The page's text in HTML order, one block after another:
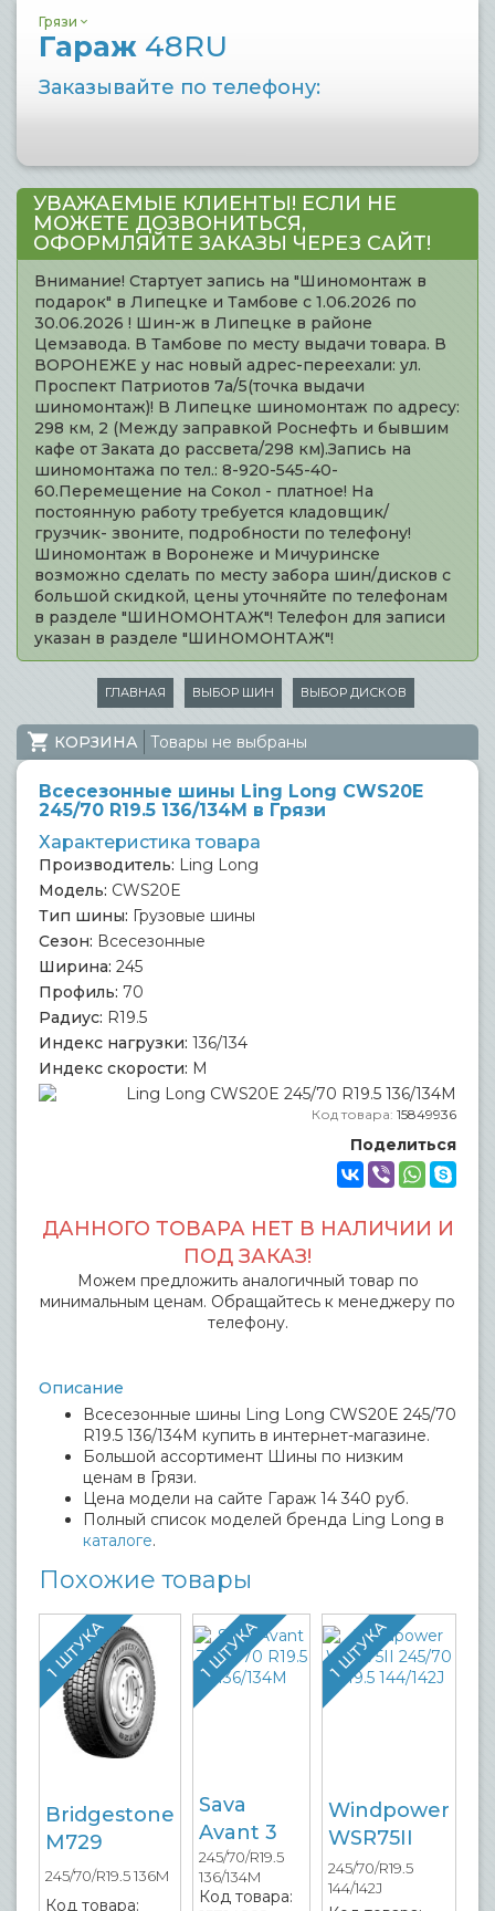
Грязи
Гараж 48RU
Заказывайте по телефону:
УВАЖАЕМЫЕ КЛИЕНТЫ! ЕСЛИ НЕ
МОЖЕТЕ ДОЗВОНИТЬСЯ,
ОФОРМЛЯЙТЕ ЗАКАЗЫ ЧЕРЕЗ САЙТ!
Внимание! Стартует запись на "Шиномонтаж в
подарок" в Липецке и Тамбове с 1.06.2026 по
30.06.2026 ! Шин-ж в Липецке в районе
Цемзавода. В Тамбове по месту выдачи товара. В
ВОРОНЕЖЕ у нас новый адрес-переехали: ул.
Проспект Патриотов 7а/5(точка выдачи
шиномонтаж)! В Липецке шиномонтаж по адресу:
298 км, 2 (Между заправкой Роснефть и бывшим
кафе от Заката до рассвета/298 км).Запись на
шиномонтажа по тел.: 8-920-545-40-
60.Перемещение на Сокол - платное! На
постоянную работу требуется кладовщик/
грузчик- звоните, подробности по телефону!
Шиномонтаж в Воронеже и Мичуринске
возможно сделать по месту забора шин/дисков с
большой скидкой, цены уточняйте по телефонам
в разделе "ШИНОМОНТАЖ"! Телефон для записи
указан в разделе "ШИНОМОНТАЖ"!
ГЛАВНАЯ ВЫБОР ШИН ВЫБОР ДИСКОВ
КОРЗИНА Товары не выбраны
Всесезонные шины Ling Long CWS20E
245/70 R19.5 136/134M в Грязи
Характеристика товара
Производитель: Ling Long
Модель: CWS20E
Тип шины: Грузовые шины
Сезон: Всесезонные
Ширина: 245
Профиль: 70
Радиус: R19.5
Индекс нагрузки: 136/134
Индекс скорости: M
Код товара: 15849936
Поделиться
ДАННОГО ТОВАРА НЕТ В НАЛИЧИИ И
ПОД ЗАКАЗ!
Можем предложить аналогичный товар по
минимальным ценам. Обращайтесь к менеджеру по
телефону.
Описание
Всесезонные шины Ling Long CWS20E 245/70
R19.5 136/134M купить в интернет-магазине.
Большой ассортимент Шины по низким
ценам в Грязи.
Цена модели на сайте Гараж 14 340 руб.
Полный список моделей бренда Ling Long в
каталоге.
Похожие товары
1 ШТУКА
Bridgestone
M729
245/70/R19.5 136M
Код товара:
1 ШТУКА
Sava
Avant 3
245/70/R19.5
136/134M
Код товара:
1 ШТУКА
Windpower
WSR75II
245/70/R19.5
144/142J